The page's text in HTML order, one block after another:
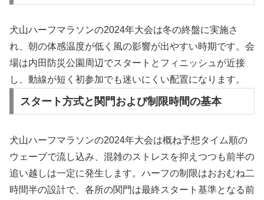
犬山ハーフマラソンの2024年大会は冬の終盤に実施さ
れ、朝の体感温度が低く風の影響が出やすい時期です。会
場は内田防災公園周辺でスタートとフィニッシュが近接
し、動線が短く初参加でも迷いにくい配置になります。
スタート方式と関門および制限時間の基本
犬山ハーフマラソンの2024年大会は概ね予想タイム順の
ウェーブで流し込み、混雑のストレスを抑えつつも前半の
追い越しは一定に発生します。ハーフの制限はおおむね二
時間半の設計で、各所の関門は最終スタート基準となる前